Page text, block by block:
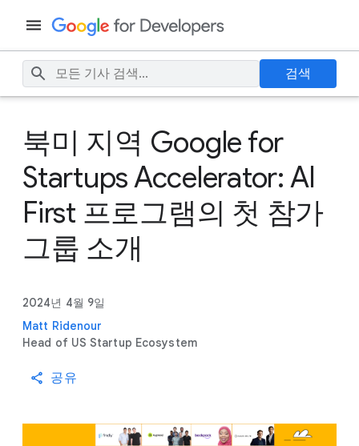
검색
북미 지역 Google for
Startups Accelerator: AI
First 프로그램의 첫 참가
그룹 소개
2024년 4월 9일
Matt Ridenour
Head of US Startup Ecosystem
공유